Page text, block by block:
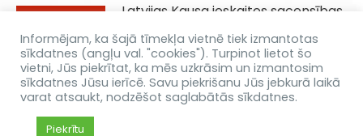
Latvijas Kausa ieskaites sacensības
Q100, QJuniori un QIesācēji klasēm
Dēliņkalnā 29.08.2026
31/07/2026
Informējam, ka šajā tīmekļa vietnē tiek izmantotas
sīkdatnes (angļu val. "cookies"). Turpinot lietot šo
vietni, Jūs piekrītat, ka mēs uzkrāsim un izmantosim
sīkdatnes Jūsu ierīcē. Savu piekrišanu Jūs jebkurā laikā
varat atsaukt, nodzēšot saglabātās sīkdatnes.
Piekrītu